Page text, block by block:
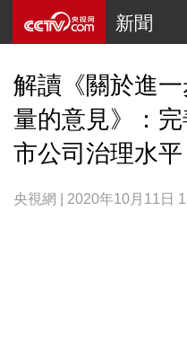
新聞
解讀《關於進
量的意見》：
市公司治理水平
央視網 | 2020年10月11日